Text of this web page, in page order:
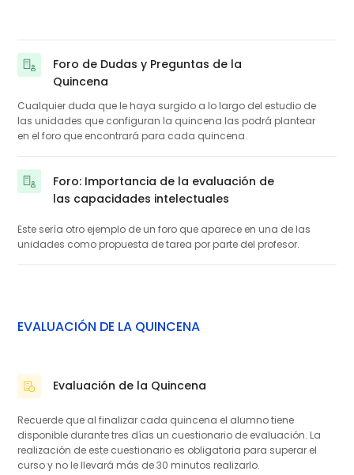
Foro de Dudas y Preguntas de la
Quincena
Cualquier duda que le haya surgido a lo largo del estudio de
las unidades que configuran la quincena las podrá plantear
en el foro que encontrará para cada quincena.
Foro: Importancia de la evaluación de
las capacidades intelectuales
Este sería otro ejemplo de un foro que aparece en una de las
unidades como propuesta de tarea por parte del profesor.
EVALUACIÓN DE LA QUINCENA
Evaluación de la Quincena
Cuestionario
Recuerde que al finalizar cada quincena el alumno tiene
disponible durante tres días un cuestionario de evaluación. La
realización de este cuestionario es obligatoria para superar el
curso y no le llevará más de 30 minutos realizarlo.